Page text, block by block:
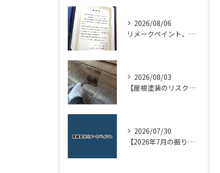
2026/08/06
リメークペイント、感謝状を頂く！
2026/08/03
【屋根塗装のリスクを下げる！】屋根の点検はドローンで！
2026/07/30
【2026年7月の振り返り】リメークペイントブログまとめ